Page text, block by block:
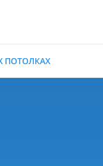
ПОТОЛКАХ